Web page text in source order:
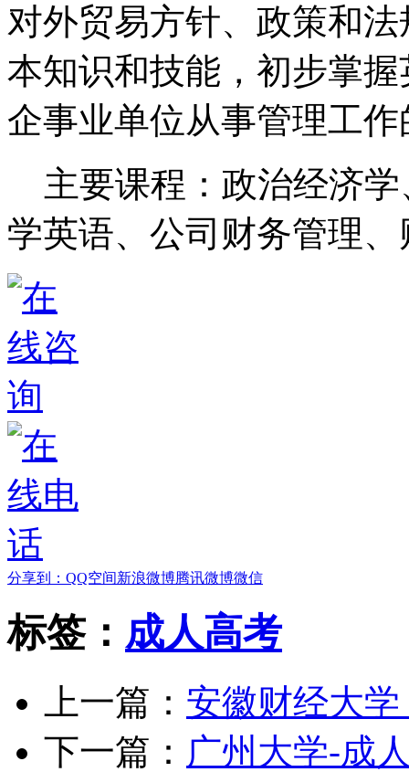
对外贸易方针、政策和
本知识和技能，初步掌
企事业单位从事管理
主要课程：政治经济学
学英语、公司财务管理
分享到： QQ空间新浪微博腾讯微博微信
标签： 成人高考
上一篇： 安徽财经大
下一篇： 广州大学-成